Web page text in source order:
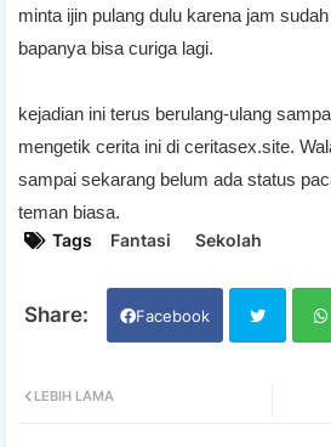
minta ijin pulang dulu karena jam
bapanya bisa curiga lagi.
kejadian ini terus berulang-ulang
mengetik cerita ini di ceritasex.site.
sampai sekarang belum ada status
teman biasa.
Tags
Fantasi Sekolah
Facebook
LEBIH LAMA